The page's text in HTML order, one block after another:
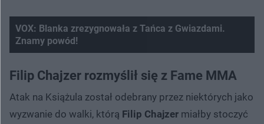
VOX: Blanka zrezygnowała z Tańca z Gwiazdami.
Znamy powód!
Spróbuj ponownie
Filip Chajzer rozmyślił się z Fame MMA
Atak na Książula został odebrany przez niektórych jako
wyzwanie do walki, którą Filip Chajzer miałby stoczyć